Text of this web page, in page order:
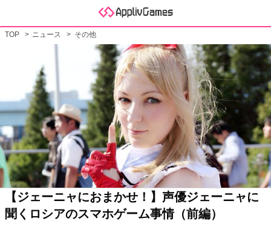
TOP ニュース その他
【ジェーニャにおまかせ！】声優ジェーニャに
聞くロシアのスマホゲーム事情（前編）